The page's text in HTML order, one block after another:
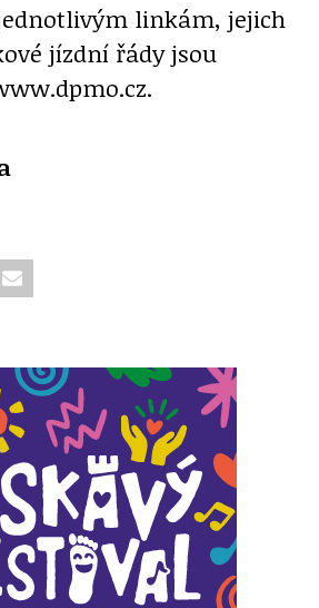
linkám, jejich
jízdní řády jsou